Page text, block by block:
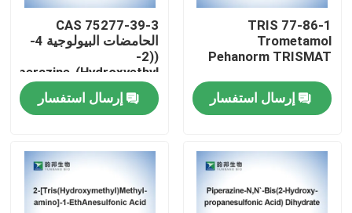
مسكن
منتجات
TRIS 77-86-1
Trometamol
Pehanorm TRISMAT
إرسال استفسار
CAS 75277-39-3
الحامضات البيولوجية 4-
((2-
Hydroxyethyl)Piperazine-
1-Ethanesulfonic Acid
إرسال استفسار